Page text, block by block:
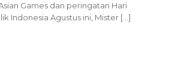
Games dan peringatan Hari
Indonesia Agustus ini, Mister […]